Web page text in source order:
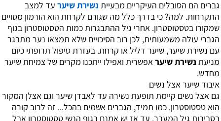
גברים הם הסובלים העיקריים מבעיית נשירת שיער עד למצב
התקרחות. למה? כי בדרך כלל מה שגורם לקרחת הוא הורמון מסויים
שמקורו בטסטוסטרון. אחרי גיל ההתבגרות כמות הטסטוסטרון בגוף
הגברי עולה משמעותית, לכן רוב הסיכויים שלא תמצאו נער מתבגר
עם נשירת שיער, שיער דליל או קרחת. בעזרת טיפול תרופתי כיום
מניעת נשירת שיער אפשרית ואפילו ייתכנו מקרים של צמיחת שיער
מחדש.
איבוד שיער אצל נשים
גם אצל נשים קיימת תופעת נשירה עד לאבדן שיער וגם אצלן המקור
הוא טסטוסטרון. כמו תמיד, הגברים אשמים בהכל... זה לרוב קורה
בסביבות גיל המעבר, עד אז יש אמנם בגוף הנשי טסטוסטרון אבל